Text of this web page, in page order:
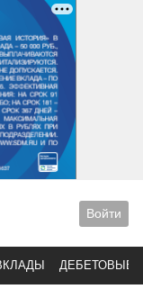
Войти
ДЕБЕТОВЫЕ